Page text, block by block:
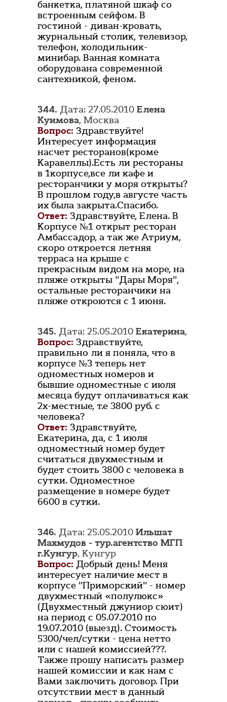
банкетка, платяной шкаф со
встроенным сейфом. В
гостиной - диван-кровать,
журнальный столик, телевизор,
телефон, холодильник-
минибар. Ванная комната
оборудована современной
сантехникой, феном.
344. Дата: 27.05.2010 Елена
Куимова, Москва
Вопрос: Здравствуйте!
Интересует информация
насчет ресторанов(кроме
Каравеллы).Есть ли рестораны
в 1корпусе,все ли кафе и
ресторанчики у моря открыты?
В прошлом году,в августе часть
их была закрыта.Спасибо.
Ответ: Здравствуйте, Елена. В
Корпусе №1 открыт ресторан
Амбассадор, а так же Атриум,
скоро откроется летняя
терраса на крыше с
прекрасным видом на море, на
пляже открыты "Дары Моря",
остальные ресторанчики на
пляже откроются с 1 июня.
345. Дата: 25.05.2010 Екатерина,
Вопрос: Здравствуйте,
правильно ли я поняла, что в
корпусе №3 теперь нет
одноместных номеров и
бывшие одноместные с июля
месяца будут оплачиваться как
2х-местные, т.е 3800 руб. с
человека?
Ответ: Здравствуйте,
Екатерина, да, с 1 июля
одноместный номер будет
считаться двухместным и
будет стоить 3800 с человека в
сутки. Одноместное
размещение в номере будет
6600 в сутки.
346. Дата: 25.05.2010 Ильшат
Махмудов - тур.агентство МГП
г.Кунгур, Кунгур
Вопрос: Добрый день! Меня
интересует наличие мест в
корпусе "Приморский" - номер
двухместный «полулюкс»
(Двухместный джуниор сюит)
на период с 05.07.2010 по
19.07.2010 (выезд). Стоимость
5300/чел/сутки - цена нетто
или с нашей комиссией???.
Также прошу написать размер
нашей комиссии и как нам с
Вами заключить договор. При
отсутствии мест в данный